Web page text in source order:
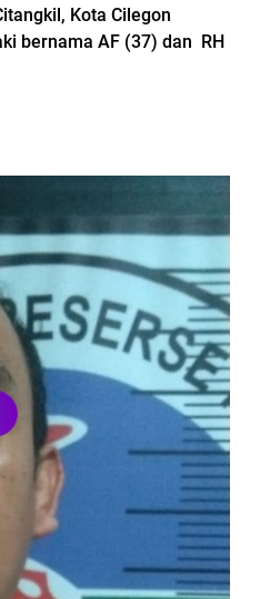
Kota Cilegon
bernama AF (37) dan RH